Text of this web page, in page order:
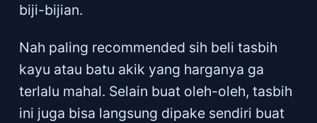
biji-bijian.
Nah paling recommended sih beli tasbih
kayu atau batu akik yang harganya ga
terlalu mahal. Selain buat oleh-oleh, tasbih
ini juga bisa langsung dipake sendiri buat